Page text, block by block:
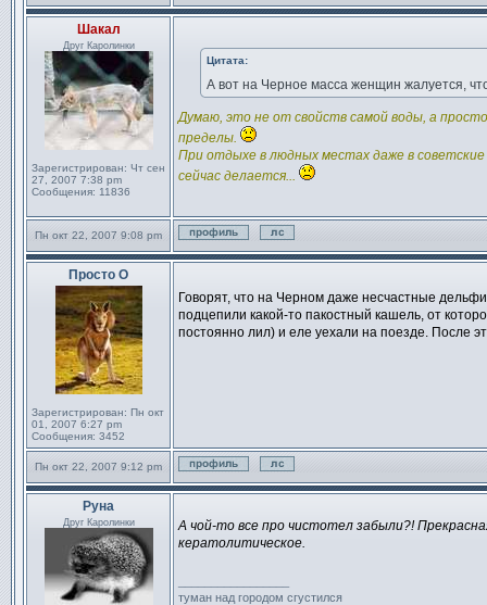
Профиль
Отправить личное
Шакал
Друг Каролинки
Зарегистрирован: Чт сен
27, 2007 7:38 pm
Сообщения: 11836
Цитата:
А вот на Черное масса женщин жалуется,
Думаю, это не от свойств самой воды, а
пределы.
При отдыхе в людных местах даже в
сейчас делается...
Пн окт 22, 2007 9:08 pm
Профиль
Отправить личное
Просто О
Зарегистрирован: Пн окт
01, 2007 6:27 pm
Сообщения: 3452
Говорят, что на Черном даже несчастные
подцепили какой-то пакостный кашель, от
постоянно лил) и еле уехали на поезде. После
Пн окт 22, 2007 9:12 pm
Профиль
Отправить личное
Руна
Друг Каролинки Сообщение
А чой-то все про чистотел забыли?!
кератолитическое.
туман над городом сгустился